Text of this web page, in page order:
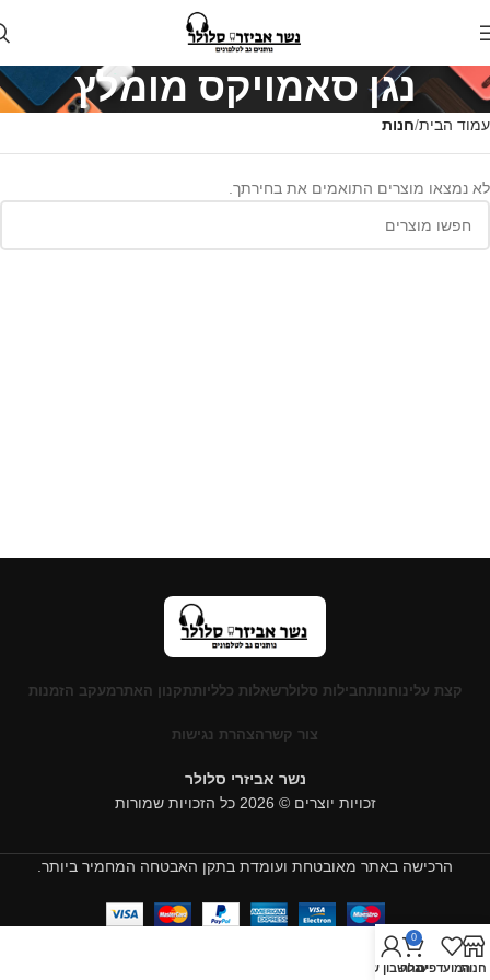
נגן סאמויקס מומלץ
עמוד הבית חנות
לא נמצאו מוצרים התואמים את בחירתך.
קצת עלינוחנותחבילות סלולרשאלות כלליותתקנון האתרמעקב הזמנות
צור קשרהצהרת נגישות
נשר אביזרי סלולר
זכויות יוצרים © 2026 כל הזכויות שמורות
הרכישה באתר מאובטחת ועומדת בתקן האבטחה המחמיר ביותר.
חנותהמועדפים
0
עגלה
החשבון שלי